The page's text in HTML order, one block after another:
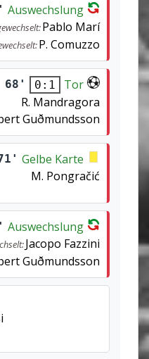
Auswechslung
Pablo Marí
P. Comuzzo
68' 0:1
Tor
R. Mandragora
Guðmundsson
Gelbe Karte
M. Pongračić
Auswechslung
Jacopo Fazzini
Guðmundsson